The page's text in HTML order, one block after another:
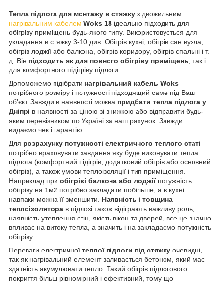
Тепла підлога для монтажу в стяжку з двожильним
нагрівальним кабелем Woks 18 ідеально підходить для
обігріву приміщень будь-якого типу. Використовується для
укладання в стяжку 3-10 див. Обігрів кухні, обігрів сан.вузла,
обігрів лоджії або балкона, обігрів коридору, обігрів спальні і т.
д. Він підходить як для повного обігріву приміщень, так і
для комфортного підігріву підлоги.
Допоможемо підібрати нагрівальний кабель Woks
потрібного розміру і потужності підходящий саме під Ваш
об'єкт. Завжди в наявності можна придбати тепла підлога у
Дніпрі в наявності за ціною зі знижкою або відправити будь-
яким перевізником по Україні за наш рахунок. Завжди
видаємо чек і гарантію.
Для розрахунку потужності електричного теплого статі
потрібно враховувати завдання яку буде виконувати тепла
підлога (комфортний підігрів, додатковий обігрів або основний
обігрів), а також умови теплоізоляції і тип приміщення.
Наприклад при обігріві балкона або лоджіїпотужність
обігріву на 1м2 потрібно закладати побільше, а в кухні
навпаки можна її зменшити. Наявність і товщина
теплоізолятора в підлозі також відіграють важливу роль,
наявність утеплення стін, якість вікон та дверей, все це значно
впливає на витоку тепла, а значить і на закладаємо потужність
обігріву.
Переваги електричної теплої підлоги під стяжку очевидні,
так як нагрівальний елемент заливається бетоном, який має
здатність акумулювати тепло. Такий обігрів підлогового
покриття більш рівномірний і ефективний, тому що